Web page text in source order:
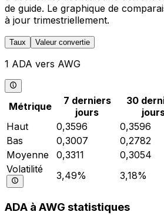
de guide. Le graphique de
à jour trimestriellement.
Taux Valeur convertie
1 ADA vers AWG
Métrique
7 derniers
jours
30
Haut
0,3596 0,3596
Bas
0,3007 0,2782
Moyenne
0,3311 0,3054
Volatilité
3,49% 3,18%
ADA à AWG statistiques